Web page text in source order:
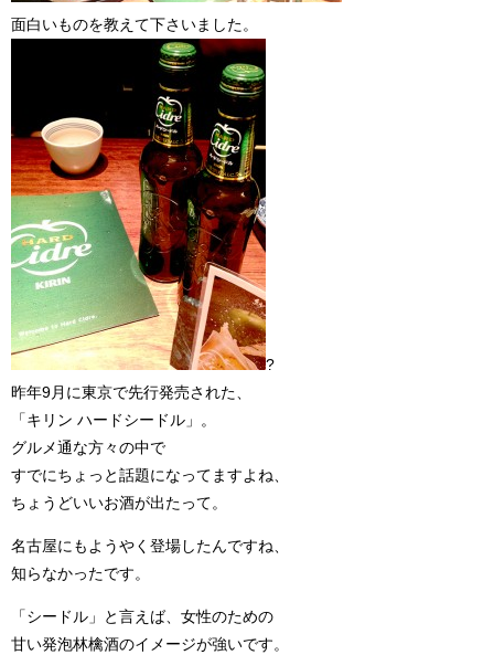
面白いものを教えて下さいました。
?
昨年9月に東京で先行発売された、
「キリン ハードシードル」。
グルメ通な方々の中で
すでにちょっと話題になってますよね、
ちょうどいいお酒が出たって。
名古屋にもようやく登場したんですね、
知らなかったです。
「シードル」と言えば、女性のための
甘い発泡林檎酒のイメージが強いです。